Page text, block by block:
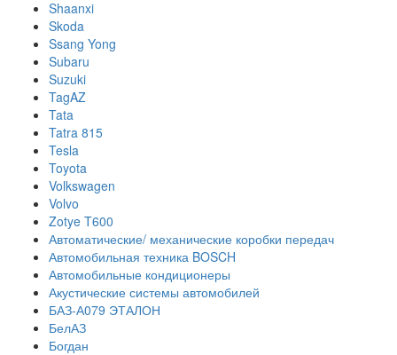
Shaanxi
Skoda
Ssang Yong
Subaru
Suzuki
TagAZ
Tata
Tatra 815
Tesla
Toyota
Volkswagen
Volvo
Zotye T600
Автоматические/ механические коробки передач
Автомобильная техника BOSCH
Автомобильные кондиционеры
Акустические системы автомобилей
БАЗ-А079 ЭТАЛОН
БелАЗ
Богдан